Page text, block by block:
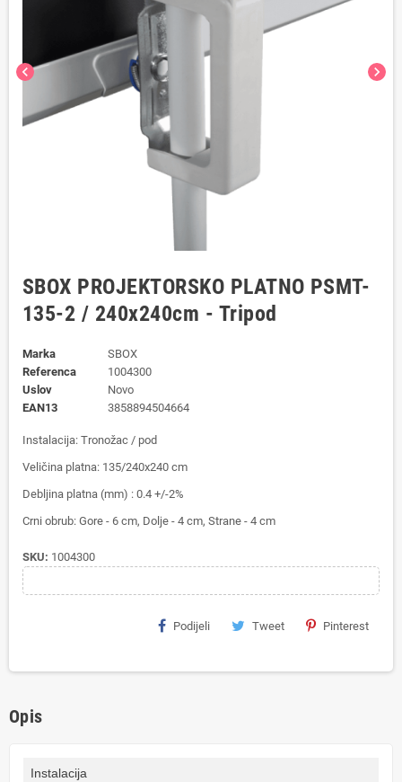
chevron_left chevron_right
SBOX PROJEKTORSKO PLATNO PSMT-
135-2 / 240x240cm - Tripod
Marka
SBOX
Referenca
1004300
Uslov
Novo
EAN13
3858894504664
Instalacija: Tronožac / pod
Veličina platna: 135/240x240 cm
Debljina platna (mm) : 0.4 +/-2%
Crni obrub: Gore - 6 cm, Dolje - 4 cm, Strane - 4 cm
SKU: 1004300
Podijeli Tweet Pinterest
Opis
Instalacija